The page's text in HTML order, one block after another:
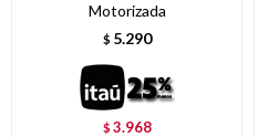
Motorizada
$ 5.290
$3.968